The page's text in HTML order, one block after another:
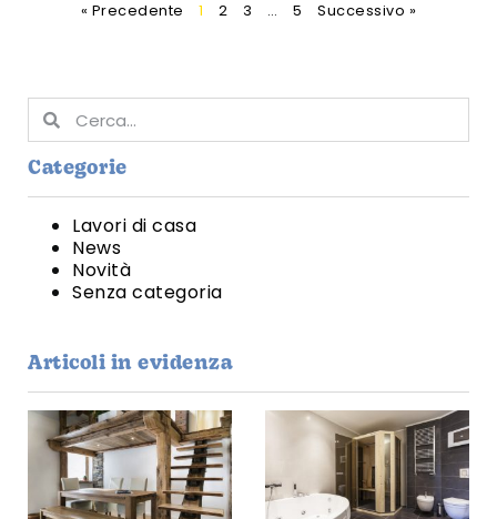
« Precedente 1 2 3 … 5 Successivo »
Categorie
Lavori di casa
News
Novità
Senza categoria
Articoli in evidenza